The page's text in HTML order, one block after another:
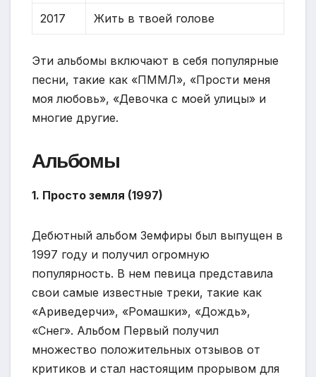
2017 Жить в твоей голове
Эти альбомы включают в себя популярные
песни, такие как «ПММЛ», «Прости меня
моя любовь», «Девочка с моей улицы» и
многие другие.
Альбомы
1. Просто земля (1997)
Дебютный альбом Земфиры был выпущен в
1997 году и получил огромную
популярность. В нем певица представила
свои самые известные треки, такие как
«Ариведерчи», «Ромашки», «Дождь»,
«Снег». Альбом Первый получил
множество положительных отзывов от
критиков и стал настоящим прорывом для